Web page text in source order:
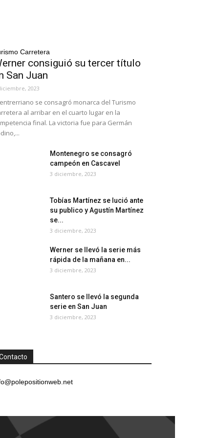
Carretera
consiguió su tercer título
San Juan
2023
se consagró monarca del Turismo
al arribar en el cuarto lugar en la
final. La victoria fue para Germán
Montenegro se consagró
campeón en Cascavel
3 diciembre, 2023
Tobías Martínez se lució ante
su publico y Agustín Martínez
se...
3 diciembre, 2023
Werner se llevó la serie más
rápida de la mañana en...
3 diciembre, 2023
Santero se llevó la segunda
serie en San Juan
3 diciembre, 2023